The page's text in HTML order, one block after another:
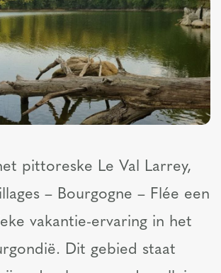
pittoreske Le Val Larrey,
– Bourgogne – Flée een
vakantie-ervaring in het
Dit gebied staat